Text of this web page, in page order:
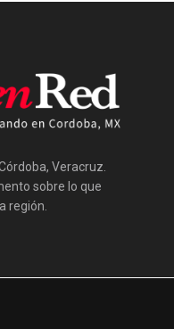
Veracruz.
sobre lo que
región.